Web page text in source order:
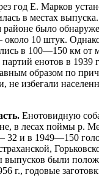
год Е. Марков
в местах
районе было
10 штук.
в 100—150 км от
енотов в 1939
образом по
не избегали
Енотовидную
в лесах поймы р.
и в 1949—150
выпусков были
г., годовые